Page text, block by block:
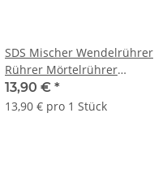
SDS Mischer Wendelrührer
Rührer Mörtelrührer
Betonrührer Quirl
100x600x14mm
13,90 € *
13,90 € pro 1 Stück